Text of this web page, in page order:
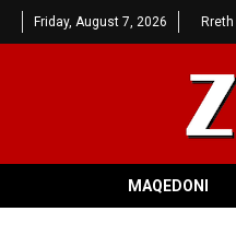
Friday, August 7, 2026
MAQEDONI